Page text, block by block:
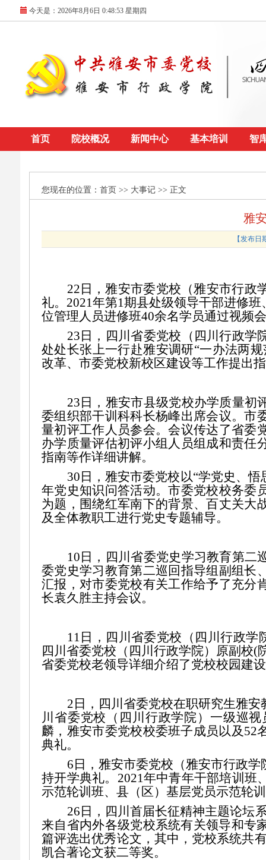
今天是： 2026年8月6日 0:48:53 星期四
首页 院校概况 新闻中心 基本培训 智
您现在的位置： 首页 >> 大事记 >> 正文
雅
【发布日
22日，雅安市委党校（雅安市行政
礼。2021年第1期县处级领导干部进修
位管理人员进修班40余名学员通过视频
23 日， 四川省委党校 （四川行政学
处处长张上一行赴雅安调研“一办法两
改革、市委党校新校区建设等工作提出
23 日，雅安市县级党校办学质量初
委组织部干训科科长杨峰出席会议。市
量初评工作人员参会。会议传达了省委
办学质量评估初评小组 人员组成和责任
指南等作详细讲解。
30日， 雅安市委党校以“学党史、
年党史知识问答活动。市委党校校务委
为题，围绕红军南下的背景、百丈关大
及全体教职工进行党史专题辅导。
10 日， 四川省委党史学习教育第二
委党史学习教育第二巡回指导组副组长
汇报 ，对市委党校有关工作给予了充分
长袁久胜主持会议。
11日， 四川省委党校（四川行政学
四川省委党校（四川行政学院） 原副校(
省委党校老领导详细介绍了党校校园建
2 日，四川省委党校在职研究生雅安
川省委党校（四川行政学院）一级巡
麟，雅安市委党校校委班子成员以及 52
典礼。
6日，雅安市委党校（雅安市行政
持开学典礼。2021年中青年干部培训班
示范轮训班、县（区）基层党员示范轮
26 日，四川首届长征精神主题论坛
来自省内外各级党校系统有关领导和专
篇评选出优秀论文，其中，党校系统共
凯合著论文获二等奖。